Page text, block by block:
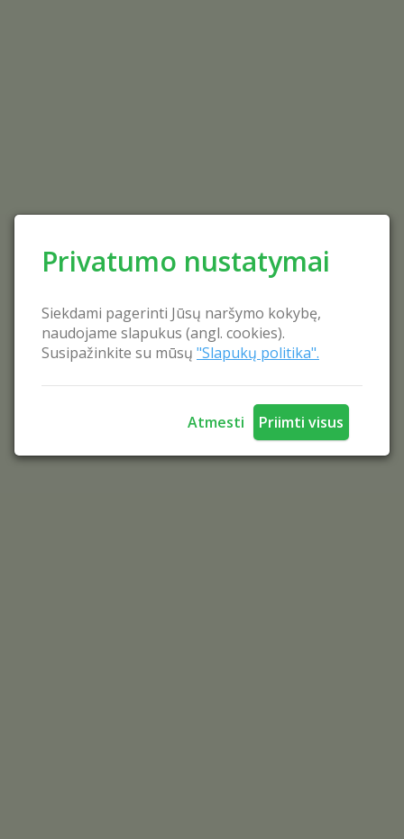
Privatumo nustatymai
Siekdami pagerinti Jūsų naršymo kokybę,
naudojame slapukus (angl. cookies).
Susipažinkite su mūsų "Slapukų politika".
Atmesti Priimti visus